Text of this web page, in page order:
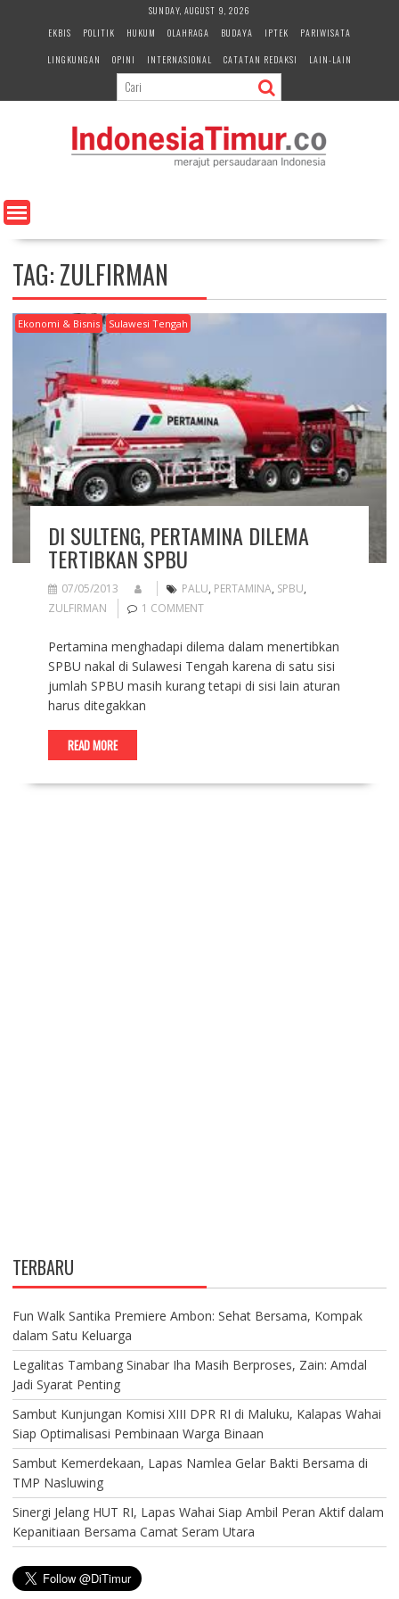
e
n
SUNDAY, AUGUST 9, 2026
EKBIS
POLITIK HUKUM OLAHRAGA BUDAYA IPTEK
PARIWISATA
LINGKUNGAN
OPINI INTERNASIONAL CATATAN REDAKSI LAIN-LAIN
TAG:ZULFIRMAN
Ekonomi & Bisnis Sulawesi Tengah
DI SULTENG, PERTAMINA DILEMA
TERTIBKAN SPBU
07/05/2013 PALU, PERTAMINA, SPBU,
ZULFIRMAN
1 COMMENT
Pertamina menghadapi dilema dalam menertibkan
SPBU nakal di Sulawesi Tengah karena di satu sisi
jumlah SPBU masih kurang tetapi di sisi lain aturan
harus ditegakkan
READ MORE
TERBARU
Fun Walk Santika Premiere Ambon: Sehat Bersama, Kompak
dalam Satu Keluarga
Legalitas Tambang Sinabar Iha Masih Berproses, Zain: Amdal
Jadi Syarat Penting
Sambut Kunjungan Komisi XIII DPR RI di Maluku, Kalapas Wahai
Siap Optimalisasi Pembinaan Warga Binaan
Sambut Kemerdekaan, Lapas Namlea Gelar Bakti Bersama di
TMP Nasluwing
Sinergi Jelang HUT RI, Lapas Wahai Siap Ambil Peran Aktif dalam
Kepanitiaan Bersama Camat Seram Utara